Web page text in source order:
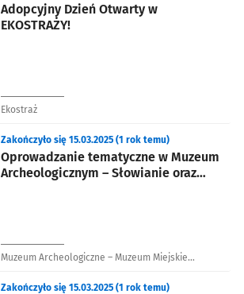
Adopcyjny Dzień Otwarty w
EKOSTRAŻY!
Ekostraż
Oprowadzanie tematyczne w Muzeum
Archeologicznym – Słowianie oraz
Zakończyło się 15.03.2025 (1 rok temu)
Muzeum Archeologiczne – Muzeum Miejskie
Zakończyło się 15.03.2025 (1 rok temu)